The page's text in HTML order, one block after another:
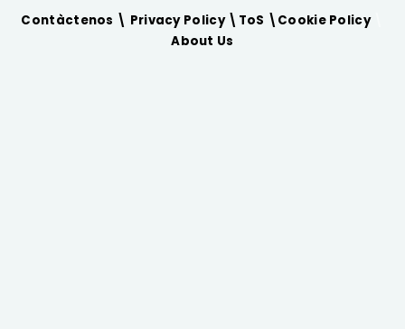
Contàctenos \ Privacy Policy \ ToS \ Cookie Policy\
About Us